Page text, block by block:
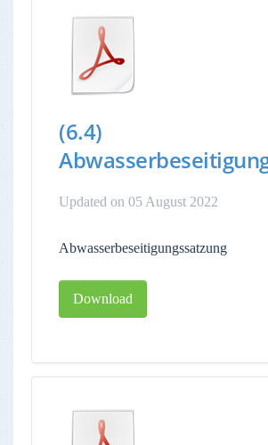
(6.4)
Updated on 05 August 2022
Abwasserbeseitigungssatzung
Download